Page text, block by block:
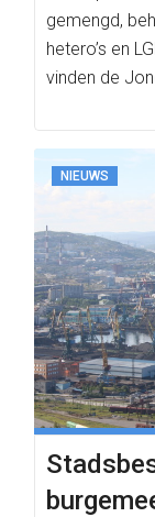
gemengd,
hetero’s en
vinden de
NIEUWS